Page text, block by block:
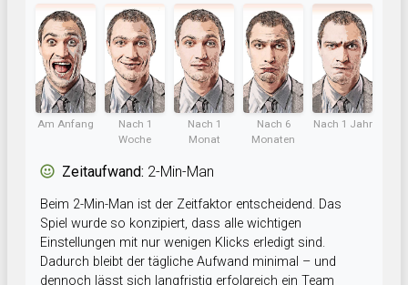
Am Anfang
Nach 1
Woche
Nach 1
Monat
Nach 6
Monaten
Nach 1 Jahr
Zeitaufwand: 2-Min-Man
Beim 2-Min-Man ist der Zeitfaktor entscheidend. Das
Spiel wurde so konzipiert, dass alle wichtigen
Einstellungen mit nur wenigen Klicks erledigt sind.
Dadurch bleibt der tägliche Aufwand minimal – und
dennoch lässt sich langfristig erfolgreich ein Team